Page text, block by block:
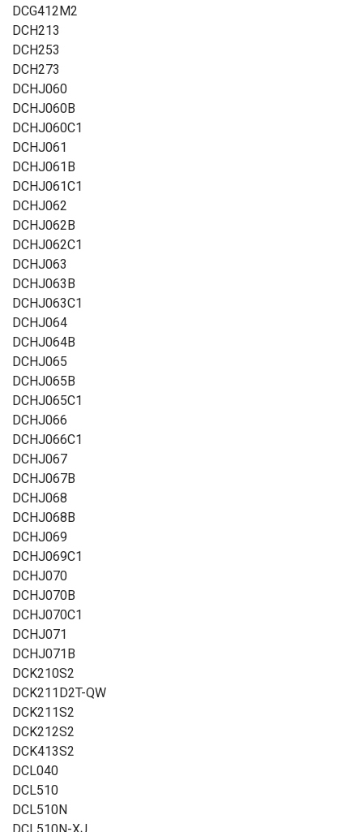
DCG412M2
DCH213
DCH253
DCH273
DCHJ060
DCHJ060B
DCHJ060C1
DCHJ061
DCHJ061B
DCHJ061C1
DCHJ062
DCHJ062B
DCHJ062C1
DCHJ063
DCHJ063B
DCHJ063C1
DCHJ064
DCHJ064B
DCHJ065
DCHJ065B
DCHJ065C1
DCHJ066
DCHJ066C1
DCHJ067
DCHJ067B
DCHJ068
DCHJ068B
DCHJ069
DCHJ069C1
DCHJ070
DCHJ070B
DCHJ070C1
DCHJ071
DCHJ071B
DCK210S2
DCK211D2T-QW
DCK211S2
DCK212S2
DCK413S2
DCL040
DCL510
DCL510N